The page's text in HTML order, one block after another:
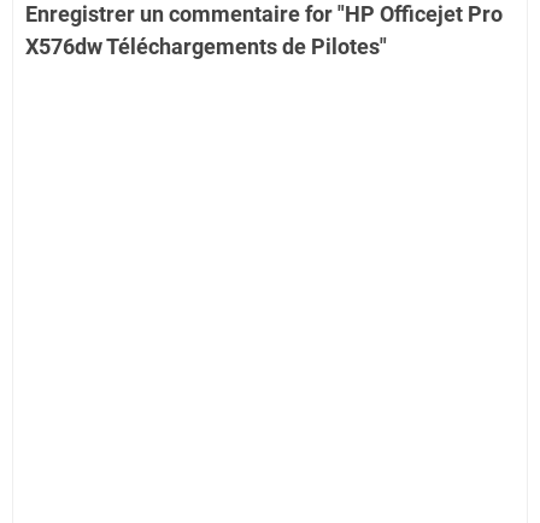
Enregistrer un commentaire for "HP Officejet Pro
X576dw Téléchargements de Pilotes"